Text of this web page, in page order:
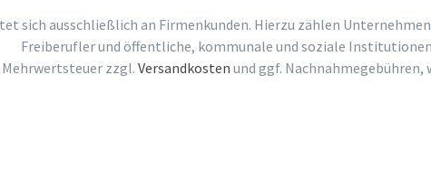
sich ausschließlich an Firmenkunden. Hierzu zählen
Freiberufler und öffentliche, kommunale und soziale
zzgl. Versandkosten und ggf. Nachnahmegebühren,